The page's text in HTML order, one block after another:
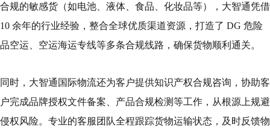
合规的敏感货（如电池、液体、食品、化妆品等），大智通凭借
10 余年的行业经验，整合全球优质渠道资源，打造了 DG 危险
品空运、空运海运专线等多条合规线路，确保货物顺利通关。
同时，大智通国际物流还为客户提供知识产权合规咨询，协助客
户完成品牌授权文件备案、产品合规检测等工作，从根源上规避
侵权风险。专业的客服团队全程跟踪货物运输状态，及时反馈物